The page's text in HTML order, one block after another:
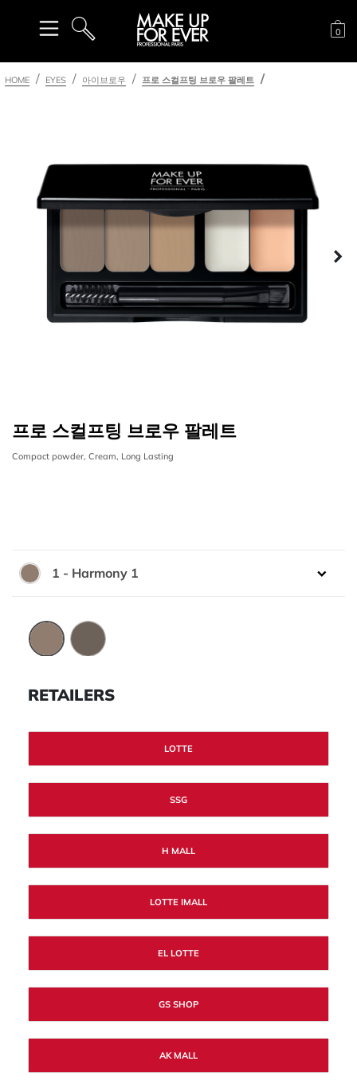
검색
장
0
HOME EYES 아이브로우 프로 스컬프팅 브로우 팔레트
다
프로 스컬프팅 브로우 팔레트
Compact powder, Cream, Long Lasting
색상:
1 - Harmony 1
RETAILERS
LOTTE
SSG
H MALL
LOTTE IMALL
EL LOTTE
GS SHOP
AK MALL